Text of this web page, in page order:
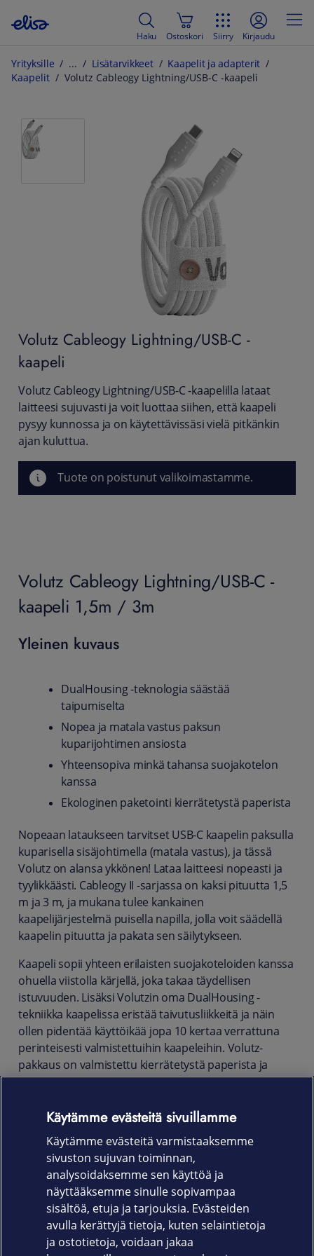
Haku Ostoskori Siirry Kirjaudu
Yrityksille Lisätarvikkeet
Kaapelit ja adapterit
Kaapelit
Volutz Cableogy Lightning/USB-C -kaapeli
Volutz Cableogy Lightning/USB-C -
kaapeli
Volutz Cableogy Lightning/USB-C -kaapelilla lataat
laitteesi sujuvasti ja voit luottaa siihen, että kaapeli
pysyy kunnossa ja on käytettävissäsi vielä pitkänkin
ajan kuluttua.
Tuote on poistunut valikoimastamme.
Volutz Cableogy Lightning/USB-C -
kaapeli 1,5m / 3m
Yleinen kuvaus
DualHousing -teknologia säästää
taipumiselta
Nopea ja matala vastus paksun
kuparijohtimen ansiosta
Yhteensopiva minkä tahansa suojakotelon
kanssa
Ekologinen paketointi kierrätetystä paperista
Nopeaan lataukseen tarvitset USB-C kaapelin paksulla
kuparisella sisäjohtimella (matala vastus), ja tässä
Volutz on alansa ykkönen! Lataa laitteesi nopeasti ja
tyylikkäästi. Cableogy II -sarjassa on kaksi pituutta 1,5
m ja 3 m, ja mukana tulee kankainen
kaapelijärjestelmä puisella napilla, jolla voit säädellä
kaapelin pituutta ja pakata sen säilytykseen.
Kaapeli sopii yhteen erilaisten suojakoteloiden kanssa
ohuella viistolla kärjellä, joka takaa täydellisen
istuvuuden. Lisäksi Volutzin oma DualHousing -
tekniikka kaapelissa eristää taivutusliikkeitä ja näin
ollen pidentää käyttöikää jopa 10 kertaa verrattuna
perinteisesti valmistettuihin kaapeleihin. Volutz-
pakkaus on valmistettu kierrätetystä paperista ja
orgaanisesta soijamusteesta. Kaapeli on Apple MFi
versioiden kanssa.
Tuotekoodi
CBYLC1.5W_S: 1,5 metriä valkoinen
CBYLC030BK_S: 3 metriä musta
Käytämme evästeitä sivuillamme
Käytämme evästeitä varmistaaksemme
sivuston sujuvan toiminnan,
analysoidaksemme sen käyttöä ja
näyttääksemme sinulle sopivampaa
sisältöä, etuja ja tarjouksia. Evästeiden
avulla kerättyjä tietoja, kuten selaintietoja
ja ostotietoja, voidaan jakaa